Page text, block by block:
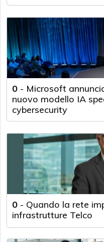
0 - Microsoft
nuovo modello IA
cybersecurity
0 - Quando la rete
infrastrutture Telco